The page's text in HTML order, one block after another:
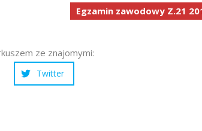
Egzamin zawodowy Z.21
ze znajomymi:
Twitter